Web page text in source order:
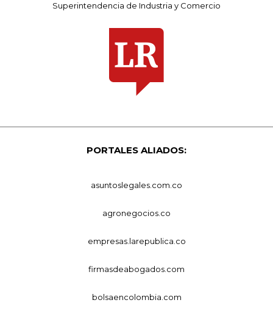
Superintendencia de Industria y Comercio
PORTALES ALIADOS:
asuntoslegales.com.co
agronegocios.co
empresas.larepublica.co
firmasdeabogados.com
bolsaencolombia.com